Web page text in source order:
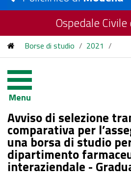
Ospedale Civile
Borse di studio / 2021 /
l’assegnazione di una borsa di studio
farmaceutico interaziendale -
Menu
Avviso di selezione
comparativa per
una borsa di studio
dipartimento
interaziendale -